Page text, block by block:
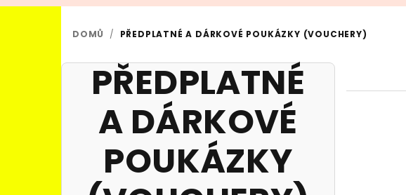
DOMŮ / PŘEDPLATNÉ A DÁRKOVÉ POUKÁZKY (VOUCHERY)
PŘEDPLATNÉ
A DÁRKOVÉ
POUKÁZKY